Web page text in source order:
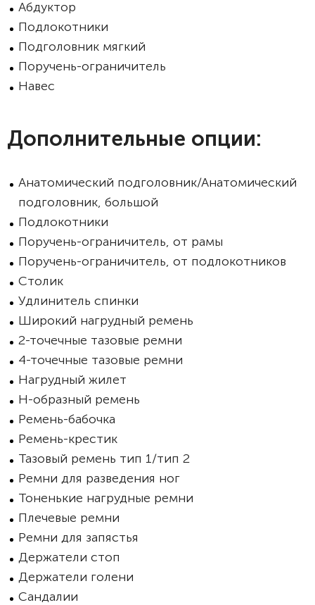
Абдуктор
Подлокотники
Подголовник мягкий
Поручень-ограничитель
Навес
Дополнительные опции:
Анатомический подголовник/Анатомический
подголовник, большой
Подлокотники
Поручень-ограничитель, от рамы
Поручень-ограничитель, от подлокотников
Столик
Удлинитель спинки
Широкий нагрудный ремень
2-точечные тазовые ремни
4-точечные тазовые ремни
Нагрудный жилет
Н-образный ремень
Ремень-бабочка
Ремень-крестик
Тазовый ремень тип 1/тип 2
Ремни для разведения ног
Тоненькие нагрудные ремни
Плечевые ремни
Ремни для запястья
Держатели стоп
Держатели голени
Сандалии